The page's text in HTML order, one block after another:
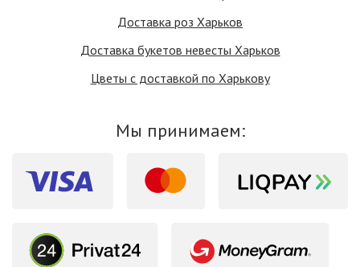
Доставка роз Харьков
Доставка букетов невесты Харьков
Цветы с доставкой по Харькову
Мы принимаем: